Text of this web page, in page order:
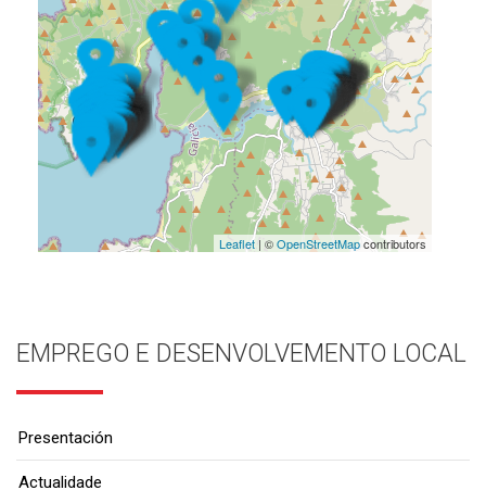
Leaflet| ©OpenStreetMapcontributors
EMPREGO E DESENVOLVEMENTO LOCAL
Presentación
Actualidade